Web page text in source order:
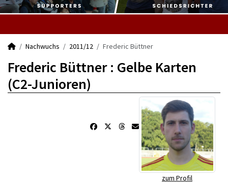
Nachwuchs 2011/12 Frederic Büttner
Frederic Büttner : Gelbe Karten
(C2-Junioren)
zum Profil